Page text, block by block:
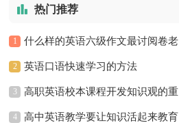
热门推荐
1 什么样的英语六级作文最讨阅卷老
师欢心
2 英语口语快速学习的方法
3 高职英语校本课程开发知识观的重
建论文
4 高中英语教学要让知识活起来教育